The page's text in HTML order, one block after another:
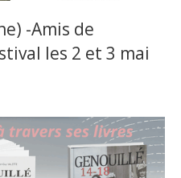
-Amis de
les 2 et 3 mai